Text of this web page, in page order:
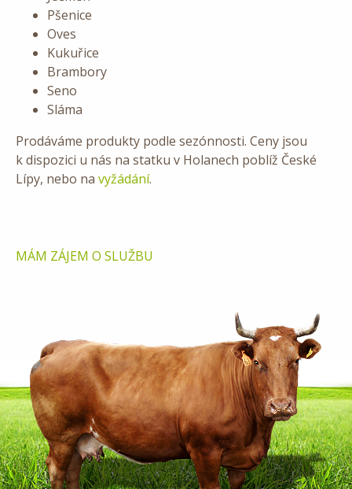
Pšenice
Oves
Kukuřice
Brambory
Seno
Sláma
Prodáváme produkty podle sezónnosti. Ceny jsou
k dispozici u nás na statku v Holanech poblíž České
Lípy, nebo na vyžádání.
MÁM ZÁJEM O SLUŽBU